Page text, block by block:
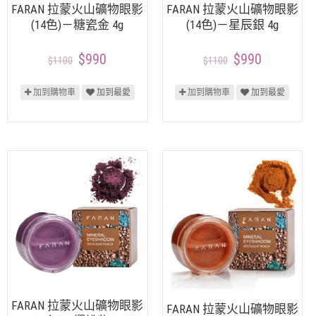
FARAN 拉蒙火山礦物眼影
(14色)－糖瓷金 4g
$1100 $990
加到購物車 加到最愛
FARAN 拉蒙火山礦物眼影
(14色)－星辰銀 4g
$1100 $990
加到購物車 加到最愛
FARAN 拉蒙火山礦物眼影
FARAN 拉蒙火山礦物眼影